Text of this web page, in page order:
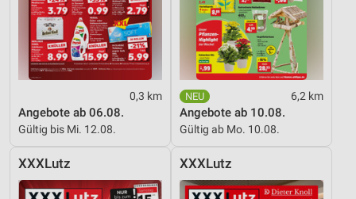
0,3 km
Angebote ab 06.08.
Gültig bis Mi. 12.08.
6,2 km
Angebote ab 10.08.
Gültig ab Mo. 10.08.
XXXLutz XXXLutz